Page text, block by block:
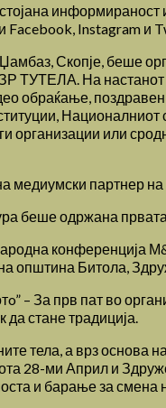
информираност
Facebook, Instagram и
Скопје, беше
ТУТЕЛА. На настанот
обраќање,
организации или
медиумски партнер
беше одржана
конференција
општина Битола,
– За прв пат во
да стане традиција.
тела, а врз основа
28-ми Април и
и барање за